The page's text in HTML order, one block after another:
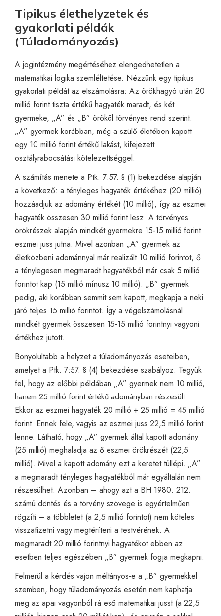
Tipikus élethelyzetek és
gyakorlati példák
(Túladományozás)
A jogintézmény megértéséhez elengedhetetlen a
matematikai logika szemléltetése. Nézzünk egy tipikus
gyakorlati példát az elszámolásra: Az örökhagyó után 20
millió forint tiszta értékű hagyaték maradt, és két
gyermeke, „A” és „B” örököl törvényes rend szerint.
„A” gyermek korábban, még a szülő életében kapott
egy 10 millió forint értékű lakást, kifejezett
osztályrabocsátási kötelezettséggel.
A számítás menete a Ptk. 7:57. § (1) bekezdése alapján
a következő: a tényleges hagyaték értékéhez (20 millió)
hozzáadjuk az adomány értékét (10 millió), így az eszmei
hagyaték összesen 30 millió forint lesz. A törvényes
örökrészek alapján mindkét gyermekre 15-15 millió forint
eszmei juss jutna. Mivel azonban „A” gyermek az
életközbeni adománnyal már realizált 10 millió forintot, ő
a ténylegesen megmaradt hagyatékból már csak 5 millió
forintot kap (15 millió mínusz 10 millió). „B” gyermek
pedig, aki korábban semmit sem kapott, megkapja a neki
járó teljes 15 millió forintot. Így a végelszámolásnál
mindkét gyermek összesen 15-15 millió forintnyi vagyoni
értékhez jutott.
Bonyolultabb a helyzet a túladományozás eseteiben,
amelyet a Ptk. 7:57. § (4) bekezdése szabályoz. Tegyük
fel, hogy az előbbi példában „A” gyermek nem 10 millió,
hanem 25 millió forint értékű adományban részesült.
Ekkor az eszmei hagyaték 20 millió + 25 millió = 45 millió
forint. Ennek fele, vagyis az eszmei juss 22,5 millió forint
lenne. Látható, hogy „A” gyermek által kapott adomány
(25 millió) meghaladja az ő eszmei örökrészét (22,5
millió). Mivel a kapott adomány ezt a keretet túllépi, „A”
a megmaradt tényleges hagyatékból már egyáltalán nem
részesülhet. Azonban – ahogy azt a BH 1980. 212.
számú döntés és a törvény szövege is egyértelműen
rögzíti – a többletet (a 2,5 millió forintot) nem köteles
visszafizetni vagy megtéríteni a testvérének. A
megmaradt 20 millió forintnyi hagyatékot ebben az
esetben teljes egészében „B” gyermek fogja megkapni.
Felmerül a kérdés vajon méltányos-e a „B” gyermekkel
szemben, hogy túladományozás esetén nem kaphatja
meg az apai vagyonból rá eső matematikai jusst (a 22,5